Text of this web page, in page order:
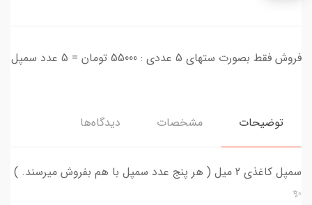
فروش فقط بصورت ستهای 5 عددی : 55000 تومان = 5 عدد سمپل
توضیحات مشخصات دیدگاه‌ها
سمپل کاغذی 2 میل ( هر پنج عدد سمپل با هم بفروش میرسند. )
✨